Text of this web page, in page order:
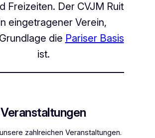
Freizeiten. Der CVJM Ruit
eingetragener Verein,
die Pariser Basis
ist.
Veranstaltungen
zahlreichen Veranstaltungen.